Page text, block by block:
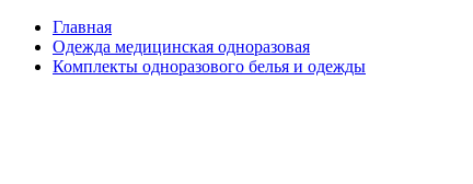
Главная
Одежда медицинская одноразовая
Комплекты одноразового белья и одежды